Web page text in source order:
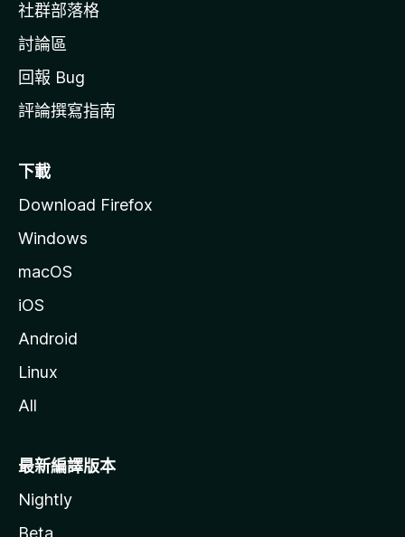
社群部落格
討論區
回報 Bug
評論撰寫指南
下載
Download Firefox
Windows
macOS
iOS
Android
Linux
All
最新編譯版本
Nightly
Beta